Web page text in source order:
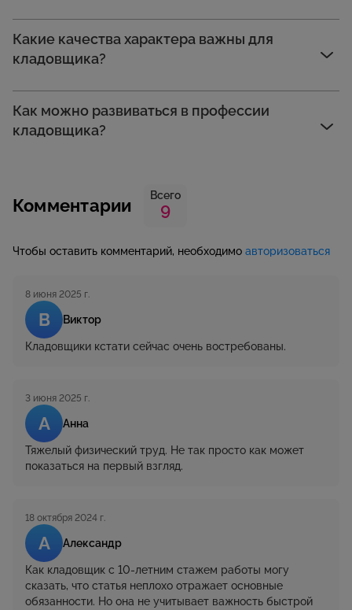
Какие качества характера важны для
кладовщика?
Как можно развиваться в профессии
кладовщика?
Комментарии Всего
9
Чтобы оставить комментарий, необходимо авторизоваться
В Виктор
8 июня 2025 г.
Кладовщики кстати сейчас очень востребованы.
А Анна
3 июня 2025 г.
Тяжелый физический труд. Не так просто как может
показаться на первый взгляд.
А Александр
18 октября 2024 г.
Как кладовщик с 10-летним стажем работы могу
сказать, что статья неплохо отражает основные
обязанности. Но она не учитывает важность быстрой